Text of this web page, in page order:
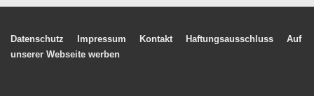
Footer-
Datenschutz Impressum Kontakt Haftungsausschluss
Auf
unserer Webseite werben